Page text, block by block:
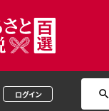
ログイン